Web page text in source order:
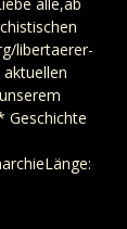
libertaerer-
Geschichte